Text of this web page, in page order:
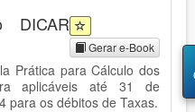
DICAR
Gerar e-Book
Prática para Cálculo dos
aplicáveis até 31 de
para os débitos de Taxas.